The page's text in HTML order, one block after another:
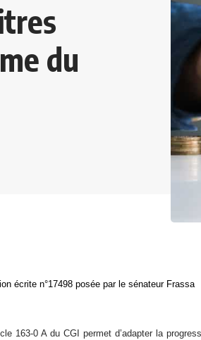
du
écrite n°17498 posée par le sénateur Frassa
163-0 A du CGI permet d’adapter la